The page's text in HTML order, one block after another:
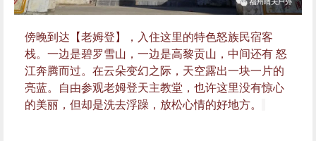
傍晚到达【老姆登】，入住这里的特色怒族民宿客
江奔腾而过。在云朵变幻之际，天空露出一块一片的
亮蓝。自由参观老姆登天主教堂，也许这里没有惊心
的美丽，但却是洗去浮躁，放松心情的好地方。